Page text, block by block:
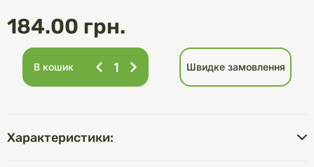
184.00 грн.
В кошик Швидке замовлення
Характеристики: